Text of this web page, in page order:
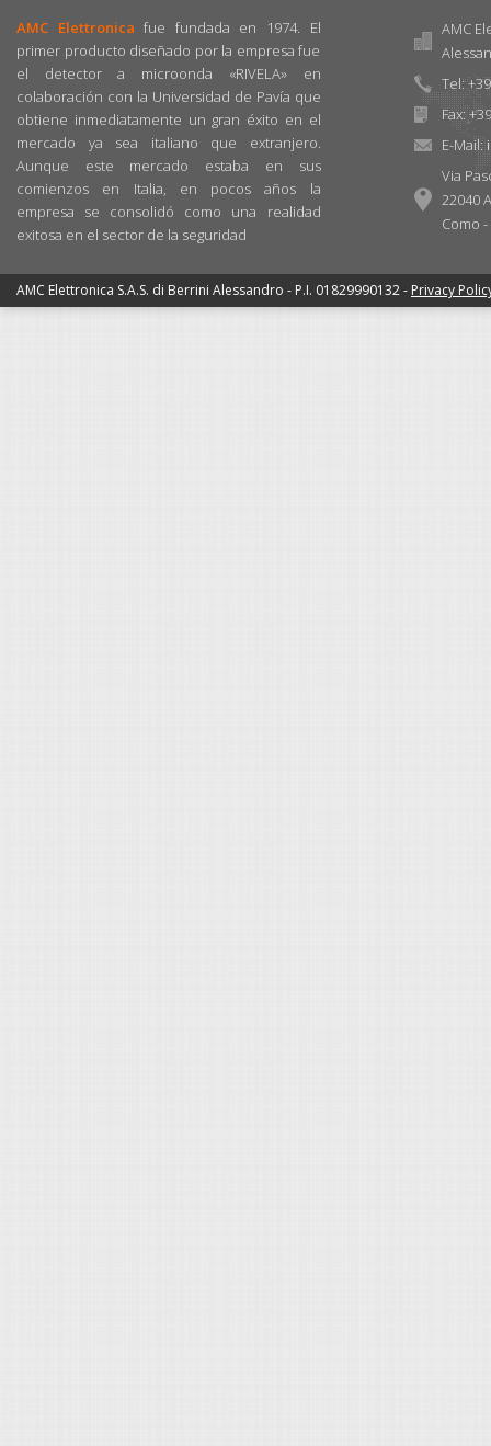
AMC Elettronica fue fundada en 1974. El
primer producto diseñado por la empresa fue
el detector a microonda «RIVELA» en
colaboración con la Universidad de Pavía que
obtiene inmediatamente un gran éxito en el
mercado ya sea italiano que extranjero.
Aunque este mercado estaba en sus
comienzos en Italia, en pocos años la
empresa se consolidó como una realidad
exitosa en el sector de la seguridad
AMC
Tel:
Fax:
E-Mail:
Via
22040
Como -
AMC Elettronica S.A.S. di Berrini Alessandro - P.I. 01829990132 - Privacy